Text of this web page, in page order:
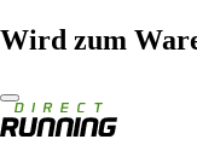
Wird zum